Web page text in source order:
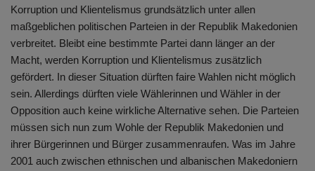
Korruption und Klientelismus grundsätzlich unter allen
maßgeblichen politischen Parteien in der Republik Makedonien
verbreitet. Bleibt eine bestimmte Partei dann länger an der
Macht, werden Korruption und Klientelismus zusätzlich
gefördert. In dieser Situation dürften faire Wahlen nicht möglich
sein. Allerdings dürften viele Wählerinnen und Wähler in der
Opposition auch keine wirkliche Alternative sehen. Die Parteien
müssen sich nun zum Wohle der Republik Makedonien und
ihrer Bürgerinnen und Bürger zusammenraufen. Was im Jahre
2001 auch zwischen ethnischen und albanischen Makedoniern